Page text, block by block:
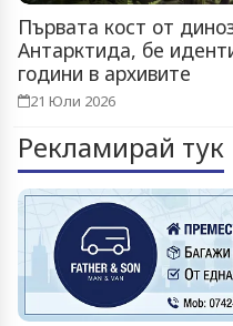
Първата кост от
Антарктида, бе
години в архивите
21 Юли 2026
Рекламирай тук